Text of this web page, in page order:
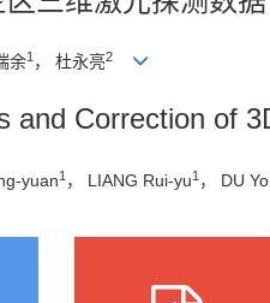
余1 ， 杜永亮2
and Correction of
yuan1 ， LIANG Rui-yu1 ， DU